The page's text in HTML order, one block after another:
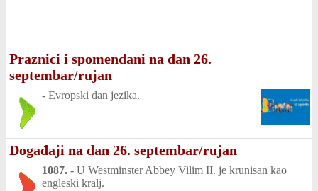
Praznici i spomendani na dan 26.
septembar/rujan
- Evropski dan jezika.
Događaji na dan 26. septembar/rujan
1087. - U Westminster Abbey Vilim II. je krunisan kao
engleski kralj.